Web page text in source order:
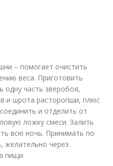
– помогает очистить
веса. Приготовить
одну часть зверобоя,
и шрота расторопши, плюс
и отделить от
ложку смеси. Залить
всю ночь. Принимать по
желательно через
пищи.